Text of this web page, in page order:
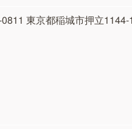
東京都稲城市押立1144-